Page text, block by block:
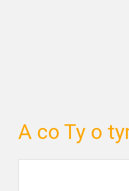
A co Ty o